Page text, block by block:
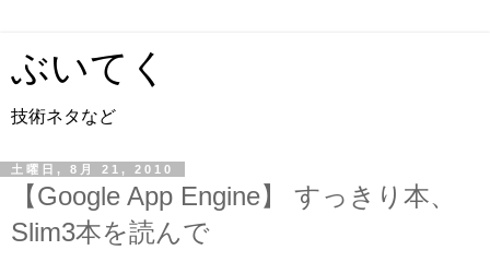
ぶいてく
技術ネタなど
土曜日, 8月 21, 2010
【Google App Engine】 すっきり本、
Slim3本を読んで